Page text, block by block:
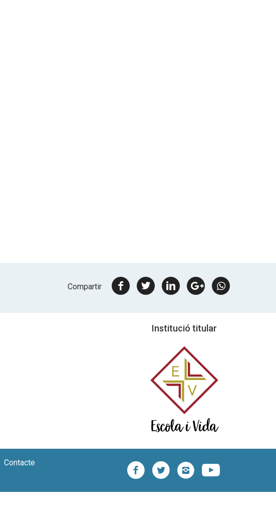
Compartir facebooktwitterlinkedingoogle
plus
Whatsapp
Institució titular
Contacte facebook
twitterinstagram